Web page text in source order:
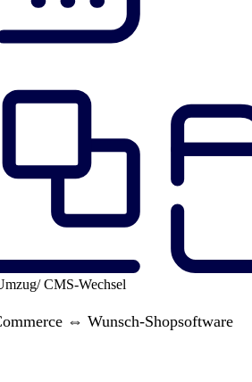
CMS-Wechsel
⇔ Wunsch-Shopsoftware